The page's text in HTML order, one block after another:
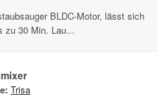
BLDC-Motor, lässt sich
zu 30 Min. Lau...
Trisa